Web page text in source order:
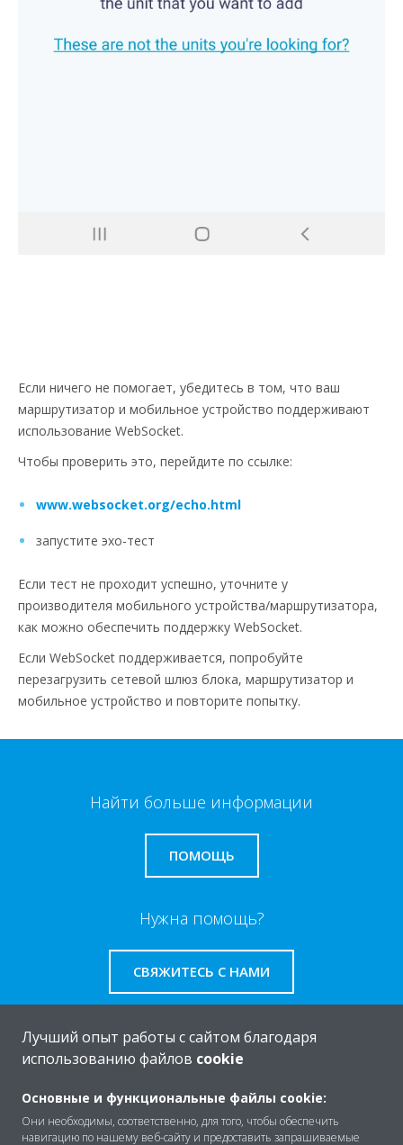
Если ничего не помогает, убедитесь в том, что ваш
маршрутизатор и мобильное устройство поддерживают
использование WebSocket.
Чтобы проверить это, перейдите по ссылке:
www.websocket.org/echo.html
запустите эхо-тест
Если тест не проходит успешно, уточните у
производителя мобильного устройства/маршрутизатора,
как можно обеспечить поддержку WebSocket.
Если WebSocket поддерживается, попробуйте
перезагрузить сетевой шлюз блока, маршрутизатор и
мобильное устройство и повторите попытку.
Найти больше информации
ПОМОЩЬ
Нужна помощь?
СВЯЖИТЕСЬ С НАМИ
Лучший опыт работы с сайтом благодаря
использованию файлов cookie
Основные и функциональные файлы cookie:
Они необходимы, соответственно, для того, чтобы обеспечить
навигацию по нашему веб-сайту и предоставить запрашиваемые